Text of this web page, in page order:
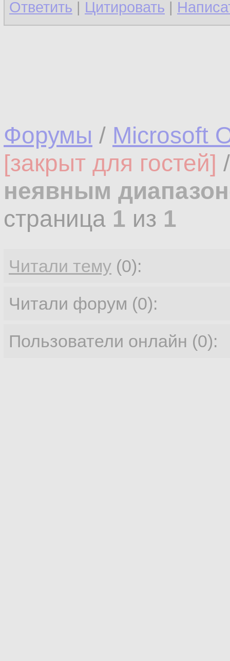
Ответить | Цитировать |
Форумы / Microsoft
[закрыт для гостей]
неявным
страница 1 из 1
Читали тему (0):
Читали форум (0):
Пользователи онлайн (0):